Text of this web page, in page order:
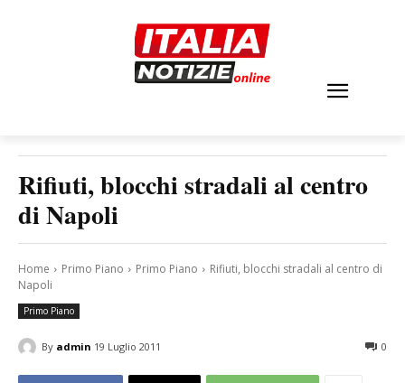
Rifiuti, blocchi stradali al centro
di Napoli
Home Primo Piano Primo Piano
Rifiuti, blocchi stradali al centro di
Napoli
Primo Piano
By admin 19 Luglio 2011 0